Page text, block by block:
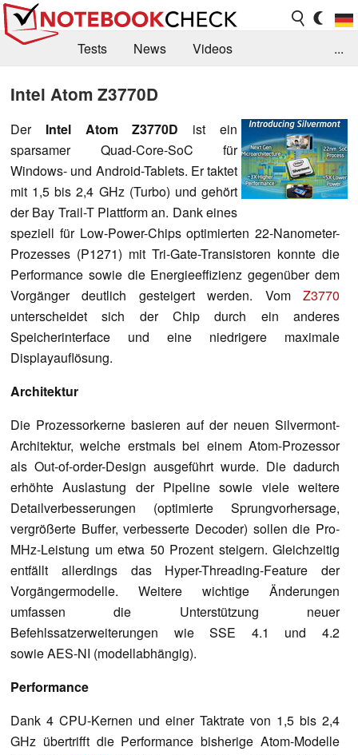
Tests News
Videos
Jobs
Forum
...
Intel Atom Z3770D
Der Intel Atom Z3770D ist ein
sparsamer Quad-Core-SoC für
Windows- und Android-Tablets. Er taktet
mit 1,5 bis 2,4 GHz (Turbo) und gehört
der Bay Trail-T Plattform an. Dank eines
speziell für Low-Power-Chips optimierten 22-Nanometer-
Prozesses (P1271) mit Tri-Gate-Transistoren konnte die
Performance sowie die Energieeffizienz gegenüber dem
Vorgänger deutlich gesteigert werden. Vom Z3770
unterscheidet sich der Chip durch ein anderes
Speicherinterface und eine niedrigere maximale
Displayauflösung.
Architektur
Die Prozessorkerne basieren auf der neuen Silvermont-
Architektur, welche erstmals bei einem Atom-Prozessor
als Out-of-order-Design ausgeführt wurde. Die dadurch
erhöhte Auslastung der Pipeline sowie viele weitere
Detailverbesserungen (optimierte Sprungvorhersage,
vergrößerte Buffer, verbesserte Decoder) sollen die Pro-
MHz-Leistung um etwa 50 Prozent steigern. Gleichzeitig
entfällt allerdings das Hyper-Threading-Feature der
Vorgängermodelle. Weitere wichtige Änderungen
umfassen die Unterstützung neuer
Befehlssatzerweiterungen wie SSE 4.1 und 4.2
sowie AES-NI (modellabhängig).
Performance
Dank 4 CPU-Kernen und einer Taktrate von 1,5 bis 2,4
GHz übertrifft die Performance bisherige Atom-Modelle